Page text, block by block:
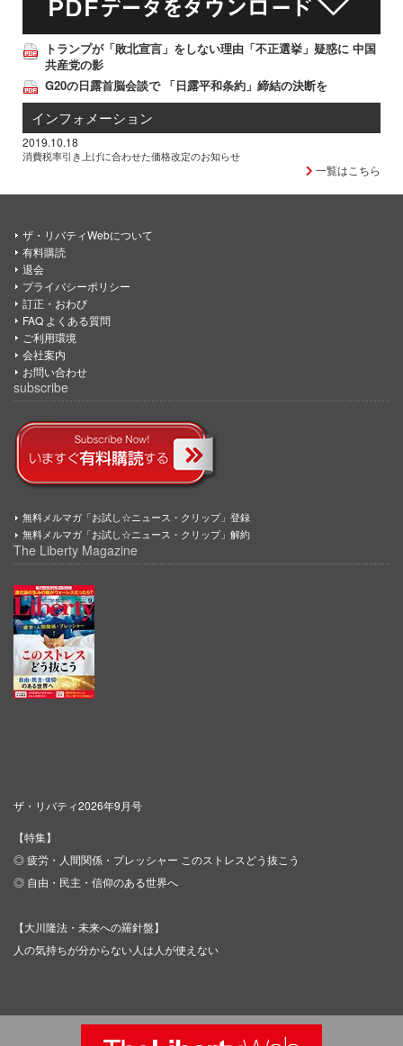
トランプが「敗北宣言」をしない理由「不正選挙」疑惑に 中国
共産党の影
G20の日露首脳会談で 「日露平和条約」締結の決断を
インフォメーション
2019.10.18
消費税率引き上げに合わせた価格改定のお知らせ
一覧はこちら
ザ・リバティWebについて
有料購読
退会
プライバシーポリシー
訂正・おわび
FAQ よくある質問
ご利用環境
会社案内
お問い合わせ
subscribe
無料メルマガ「お試し☆ニュース・クリップ」登録
無料メルマガ「お試し☆ニュース・クリップ」解約
The Liberty Magazine
ザ・リバティ2026年9月号
【特集】
◎ 疲労・人間関係・プレッシャー このストレスどう抜こう
◎ 自由・民主・信仰のある世界へ
【大川隆法・未来への羅針盤】
人の気持ちが分からない人は人が使えない